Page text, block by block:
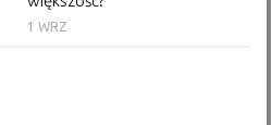
1 WRZ